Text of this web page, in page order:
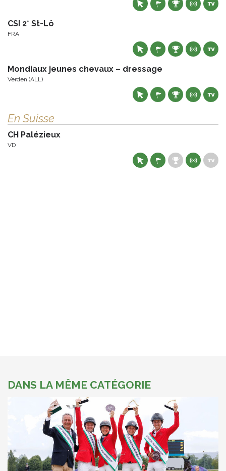
CSI 2* St-Lô
FRA
Mondiaux jeunes chevaux – dressage
Verden (ALL)
En Suisse
CH Palézieux
VD
DANS LA MÊME CATÉGORIE